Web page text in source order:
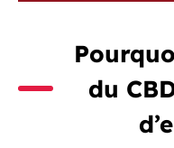
du